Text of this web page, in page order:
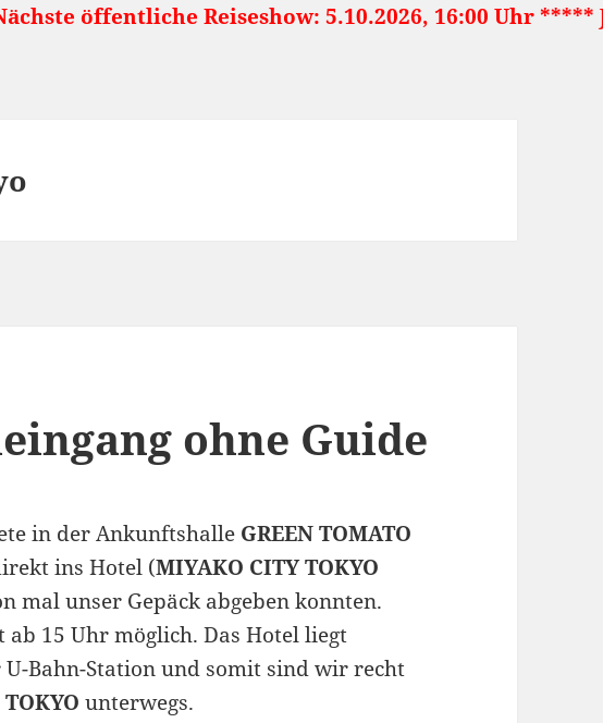
Reiseshow: 5.10.2026, 16:00 Uhr ***** Japan:
ohne Guide
in der Ankunftshalle GREEN TOMATO
ins Hotel (MIYAKO CITY TOKYO
mal unser Gepäck abgeben konnten.
15 Uhr möglich. Das Hotel liegt
Bahn-Station und somit sind wir recht
TOKYOunterwegs.